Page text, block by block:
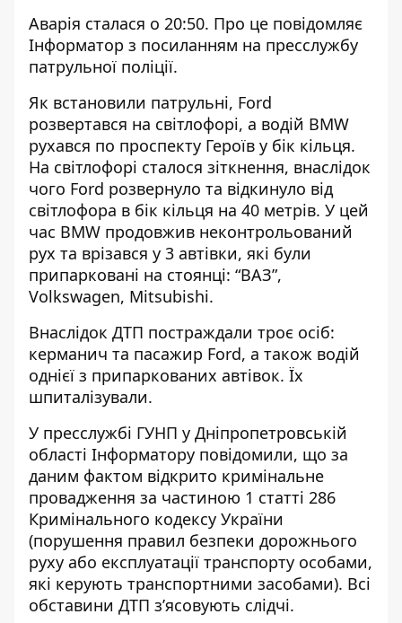
Аварія сталася о 20:50. Про це повідомляє
Інформатор з посиланням на пресслужбу
патрульної поліції.
Як встановили патрульні, Ford
розвертався на світлофорі, а водій BMW
рухався по проспекту Героїв у бік кільця.
На світлофорі сталося зіткнення, внаслідок
чого Ford розвернуло та відкинуло від
світлофора в бік кільця на 40 метрів. У цей
час BMW продовжив неконтрольований
рух та врізався у 3 автівки, які були
припарковані на стоянці: “ВАЗ”,
Volkswagen, Mitsubishi.
Внаслідок ДТП постраждали троє осіб:
керманич та пасажир Ford, а також водій
однієї з припаркованих автівок. Їх
шпиталізували.
У пресслужбі ГУНП у Дніпропетровській
області Інформатору повідомили, що за
даним фактом відкрито кримінальне
провадження за частиною 1 статті 286
Кримінального кодексу України
(порушення правил безпеки дорожнього
руху або експлуатації транспорту особами,
які керують транспортними засобами). Всі
обставини ДТП зʼясовують слідчі.